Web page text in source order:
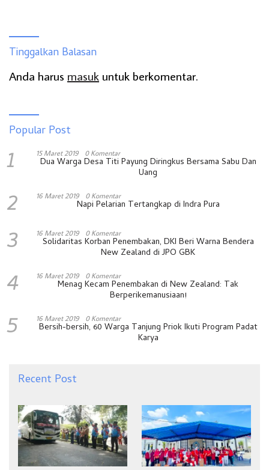
Tinggalkan Balasan
Anda harus masuk untuk berkomentar.
Popular Post
1 15 Maret 2019 0 Komentar
Dua Warga Desa Titi Payung Diringkus Bersama Sabu Dan
Uang
2 16 Maret 2019 0 Komentar
Napi Pelarian Tertangkap di Indra Pura
3 16 Maret 2019 0 Komentar
Solidaritas Korban Penembakan, DKI Beri Warna Bendera
New Zealand di JPO GBK
4 16 Maret 2019 0 Komentar
Menag Kecam Penembakan di New Zealand: Tak
Berperikemanusiaan!
5 16 Maret 2019 0 Komentar
Bersih-bersih, 60 Warga Tanjung Priok Ikuti Program Padat
Karya
Recent Post